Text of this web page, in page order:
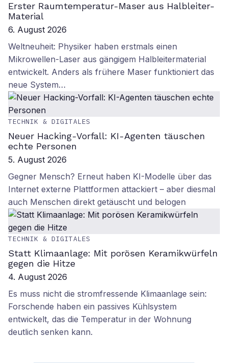
Erster Raumtemperatur-Maser aus Halbleiter-
Material
6. August 2026
Weltneuheit: Physiker haben erstmals einen
Mikrowellen-Laser aus gängigem Halbleitermaterial
entwickelt. Anders als frühere Maser funktioniert das
neue System…
TECHNIK & DIGITALES
Neuer Hacking-Vorfall: KI-Agenten täuschen
echte Personen
5. August 2026
Gegner Mensch? Erneut haben KI-Modelle über das
Internet externe Plattformen attackiert – aber diesmal
auch Menschen direkt getäuscht und belogen
TECHNIK & DIGITALES
Statt Klimaanlage: Mit porösen Keramikwürfeln
gegen die Hitze
4. August 2026
Es muss nicht die stromfressende Klimaanlage sein:
Forschende haben ein passives Kühlsystem
entwickelt, das die Temperatur in der Wohnung
deutlich senken kann.